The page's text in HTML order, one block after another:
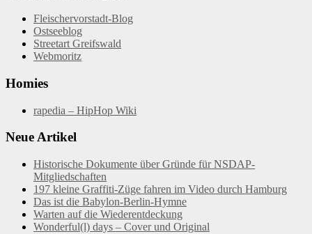
Fleischervorstadt-Blog
Ostseeblog
Streetart Greifswald
Webmoritz
Homies
rapedia – HipHop Wiki
Neue Artikel
Historische Dokumente über Gründe für NSDAP-
Mitgliedschaften
197 kleine Graffiti-Züge fahren im Video durch Hamburg
Das ist die Babylon-Berlin-Hymne
Warten auf die Wiederentdeckung
Wonderful(l) days – Cover und Original